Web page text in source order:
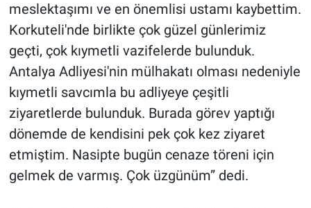
meslektaşımı ve en önemlisi ustamı kaybettim.
Korkuteli'nde birlikte çok güzel günlerimiz
geçti, çok kıymetli vazifelerde bulunduk.
Antalya Adliyesi'nin mülhakatı olması nedeniyle
kıymetli savcımla bu adliyeye çeşitli
ziyaretlerde bulunduk. Burada görev yaptığı
dönemde de kendisini pek çok kez ziyaret
etmiştim. Nasipte bugün cenaze töreni için
gelmek de varmış. Çok üzgünüm” dedi.